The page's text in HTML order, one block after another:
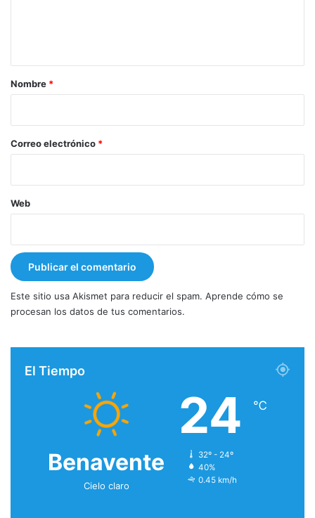
r
*
Nombre *
Correo electrónico *
Web
Este sitio usa Akismet para reducir el spam. Aprende cómo se
procesan los datos de tus comentarios.
El Tiempo
Benavente
Cielo claro
24 ℃
32º - 24º
40%
0.45 km/h